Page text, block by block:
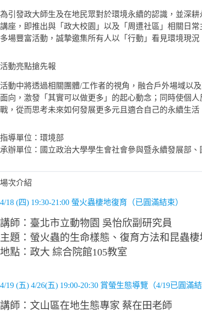
為引發政大師生及在地民眾對於環境永續的認識，並深
講座，即推出與「政大校園」以及「周遭社區」相關日常
多場豐富活動，誠摯邀集所有人以「行動」看見環境現況
活動亮點搶先報
活動中將透過相關團體/工作者的視角，融合戶外場域以
面向，激發「其實可以做更多」的起心動念；同時使個
戰，從而思考未來如何發展更多元且適合自己的永續生活
指導單位：環境部
承辦單位：國立政治大學學生會社會參與暨永續發展部
場次介紹
4/18 (四) 19:30-21:00 螢火蟲棲地復育（已圓滿結束）
講師：臺北市立動物園 吳怡欣副研究員
主題：螢火蟲的生命樣態、復育方法和昆蟲棲
地點：政大 綜合院館105教室
4/19 (五) 4/26(五) 19:00-20:30 賞螢生態導覽（4/19已圓滿
講師：文山區在地生態專家 蔡在田老師